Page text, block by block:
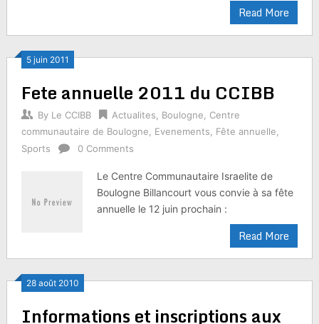
Read More
5 juin 2011
Fete annuelle 2011 du CCIBB
By Le CCIBB Actualites Boulogne
Centre
communautaire de Boulogne
Evenements Fête annuelle
Sports
0 Comments
Le Centre Communautaire Israelite de
Boulogne Billancourt vous convie à sa fête
annuelle le 12 juin prochain :
Read More
28 août 2010
Informations et inscriptions aux